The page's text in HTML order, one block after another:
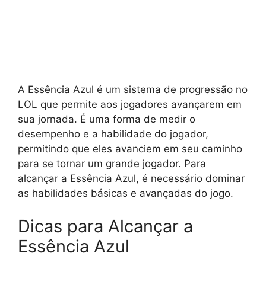
A Essência Azul é um sistema de progressão no
LOL que permite aos jogadores avançarem em
sua jornada. É uma forma de medir o
desempenho e a habilidade do jogador,
permitindo que eles avanciem em seu caminho
para se tornar um grande jogador. Para
alcançar a Essência Azul, é necessário dominar
as habilidades básicas e avançadas do jogo.
Dicas para Alcançar a
Essência Azul